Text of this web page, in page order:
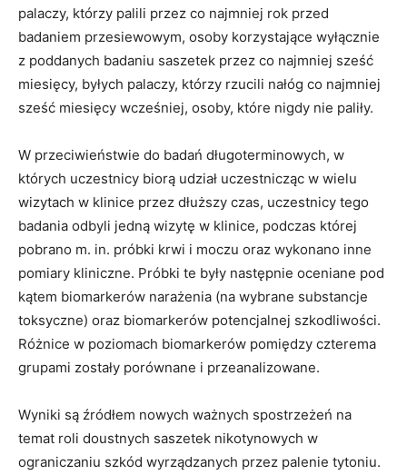
palaczy, którzy palili przez co najmniej rok przed
badaniem przesiewowym, osoby korzystające wyłącznie
z poddanych badaniu saszetek przez co najmniej sześć
miesięcy, byłych palaczy, którzy rzucili nałóg co najmniej
sześć miesięcy wcześniej, osoby, które nigdy nie paliły.
W przeciwieństwie do badań długoterminowych, w
których uczestnicy biorą udział uczestnicząc w wielu
wizytach w klinice przez dłuższy czas, uczestnicy tego
badania odbyli jedną wizytę w klinice, podczas której
pobrano m. in. próbki krwi i moczu oraz wykonano inne
pomiary kliniczne. Próbki te były następnie oceniane pod
kątem biomarkerów narażenia (na wybrane substancje
toksyczne) oraz biomarkerów potencjalnej szkodliwości.
Różnice w poziomach biomarkerów pomiędzy czterema
grupami zostały porównane i przeanalizowane.
Wyniki są źródłem nowych ważnych spostrzeżeń na
temat roli doustnych saszetek nikotynowych w
ograniczaniu szkód wyrządzanych przez palenie tytoniu.